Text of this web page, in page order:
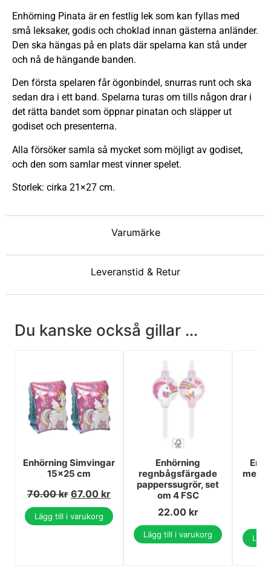
Varumärke
Leveranstid & Retur
Enhörning Pinata är en festlig lek som kan fyllas med
små leksaker, godis och choklad innan gästerna anländer.
Den ska hängas på en plats där spelarna kan stå under
och nå de hängande banden.
Den första spelaren får ögonbindel, snurras runt och ska
sedan dra i ett band. Spelarna turas om tills någon drar i
det rätta bandet som öppnar pinatan och släpper ut
godiset och presenterna.
Alla försöker samla så mycket som möjligt av godiset,
och den som samlar mest vinner spelet.
Storlek: cirka 21×27 cm.
Du kanske också gillar ...
Enhörning Simvingar
15x25 cm
70.00kr 67.00 kr
Lägg till i varukorg
Enhörning
regnbågsfärgade
papperssugrör, set
om 4 FSC
22.00 kr
Lägg till i varukorg
med